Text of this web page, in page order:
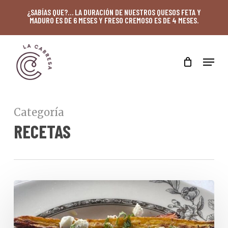
main
content
¿SABÍAS QUE?… LA DURACIÓN DE NUESTROS QUESOS FETA Y
MADURO ES DE 6 MESES Y FRESO CREMOSO ES DE 4 MESES.
Menu
Categoría
RECETAS
Zanahorias
con